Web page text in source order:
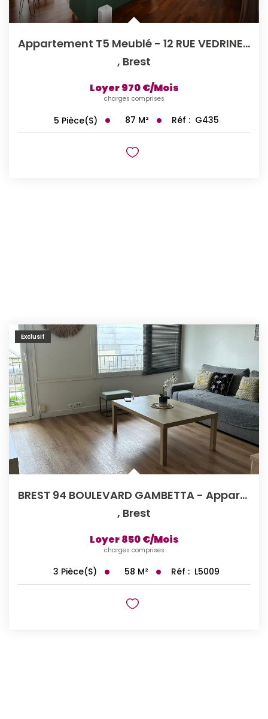
Appartement T5 Meublé - 12 RUE VEDRINES BREST
, Brest
Loyer 970 €/mois
charges comprises
5 Pièce(s) 87 M² Réf : G435
Exclusif
BREST 94 BOULEVARD GAMBETTA - Appartement T3 Meublé De 58m²
, Brest
Loyer 850 €/mois
charges comprises
3 Pièce(s) 58 M² Réf : L5009